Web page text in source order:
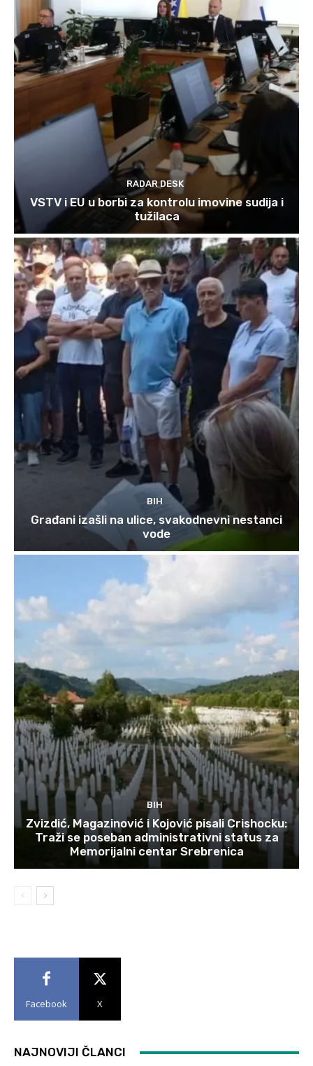
RADAR DESK
VSTV i EU u borbi za kontrolu imovine sudija i
tužilaca
BIH
Građani izašli na ulice, svakodnevni nestanci
vode
BIH
Zvizdić, Magazinović i Kojović pisali Crishocku:
Traži se poseban administrativni status za
Memorijalni centar Srebrenica
Facebook X
NAJNOVIJI ČLANCI